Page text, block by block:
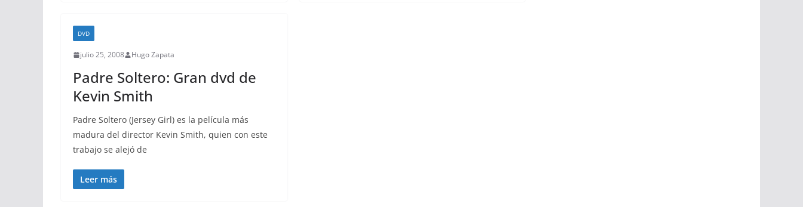
DVD
julio 25, 2008 Hugo Zapata
Padre Soltero: Gran dvd de
Kevin Smith
Padre Soltero (Jersey Girl) es la película más
madura del director Kevin Smith, quien con este
trabajo se alejó de
Leer más